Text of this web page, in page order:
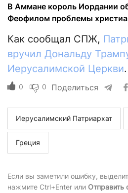
В Аммане король Иордании
Феофилом проблемы
Как сообщал СПЖ,
вручил Дональду
Иерусалимской Церкви.
0 0 Поделиться
Иерусалимский Патриархат
Греция
Если вы заметили ошибку,
нажмите Ctrl+Enter или Отправить